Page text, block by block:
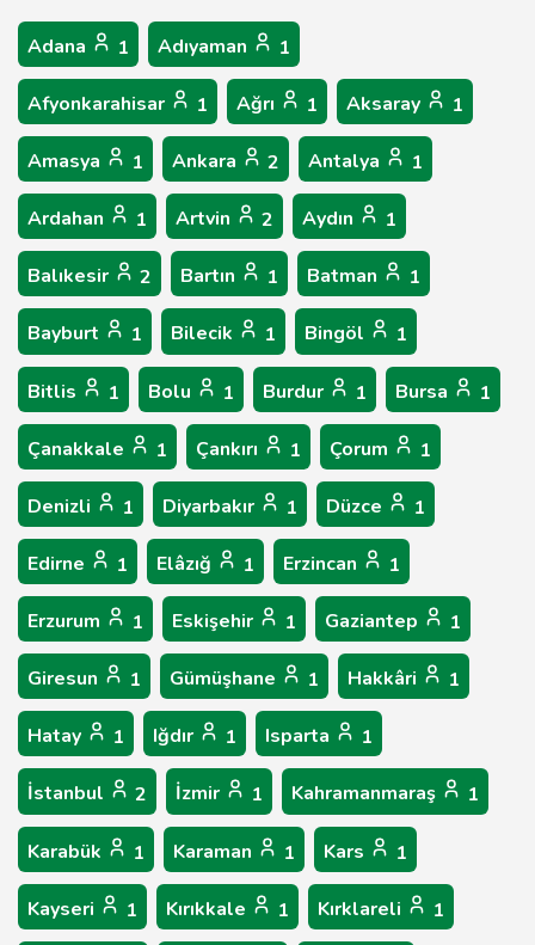
Adana 1 Adıyaman 1
Afyonkarahisar 1 Ağrı 1 Aksaray 1
Amasya 1 Ankara 2 Antalya 1
Ardahan 1 Artvin 2 Aydın 1
Balıkesir 2 Bartın 1 Batman 1
Bayburt 1 Bilecik 1 Bingöl 1
Bitlis 1 Bolu 1 Burdur 1 Bursa 1
Çanakkale 1 Çankırı 1 Çorum 1
Denizli 1 Diyarbakır 1 Düzce 1
Edirne 1 Elâzığ 1 Erzincan 1
Erzurum 1 Eskişehir 1 Gaziantep 1
Giresun 1 Gümüşhane 1 Hakkâri 1
Hatay 1 Iğdır 1 Isparta 1
İstanbul 2 İzmir 1 Kahramanmaraş 1
Karabük 1 Karaman 1 Kars 1
Kayseri 1 Kırıkkale 1 Kırklareli 1